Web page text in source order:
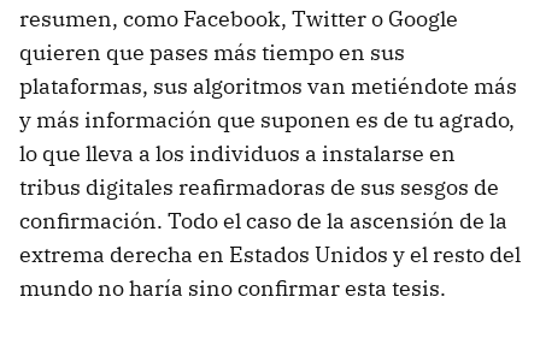
resumen, como Facebook, Twitter o Google
quieren que pases más tiempo en sus
plataformas, sus algoritmos van metiéndote más
y más información que suponen es de tu agrado,
lo que lleva a los individuos a instalarse en
tribus digitales reafirmadoras de sus sesgos de
confirmación. Todo el caso de la ascensión de la
extrema derecha en Estados Unidos y el resto del
mundo no haría sino confirmar esta tesis.